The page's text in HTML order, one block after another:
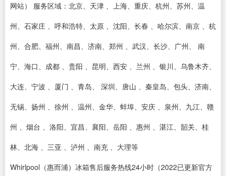
网站） 服务区域：北京、天津 、上海、重庆、杭州、苏州、温
州、石家庄 、呼和浩特、太原 、沈阳、长春 、哈尔滨、南京 、杭
州、合肥、福州、南昌、济南、郑州 、武汉、长沙、广州、 南
宁、海口、成都 、贵阳 、昆明、西安 、兰州 、银川、乌鲁木齐、
大连、宁波 、厦门 、青岛、 深圳、唐山 、秦皇岛、包头、济南、
无锡、扬州 、徐州 、温州、金华、蚌埠、安庆 、泉州、九江、赣
州 、烟台 、洛阳、宜昌、襄阳、岳阳 、惠州 、湛江、韶关、桂
林、北海 、三亚 、泸州 、南充 、大理等
Whirlpool（惠而浦）冰箱售后服务热线24小时（2022已更新官方